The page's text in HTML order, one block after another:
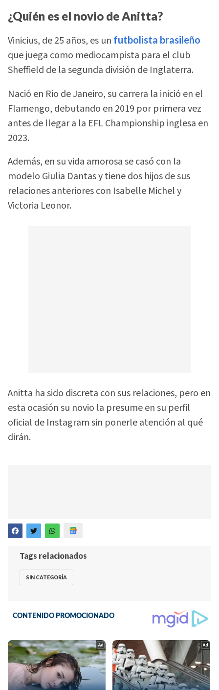
¿Quién es el novio de Anitta?
Vinicius, de 25 años, es un futbolista brasileño
que juega como mediocampista para el club
Sheffield de la segunda división de Inglaterra.
Nació en Rio de Janeiro, su carrera la inició en el
Flamengo, debutando en 2019 por primera vez
antes de llegar a la EFL Championship inglesa en
2023.
Además, en su vida amorosa se casó con la
modelo Giulia Dantas y tiene dos hijos de sus
relaciones anteriores con Isabelle Michel y
Victoria Leonor.
Anitta ha sido discreta con sus relaciones, pero en
esta ocasión su novio la presume en su perfil
oficial de Instagram sin ponerle atención al qué
dirán.
Tags relacionados
SIN CATEGORÍA